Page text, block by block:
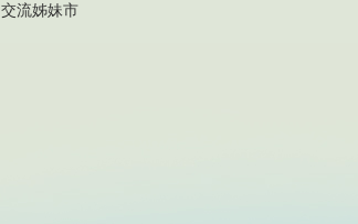
交流姊妹市